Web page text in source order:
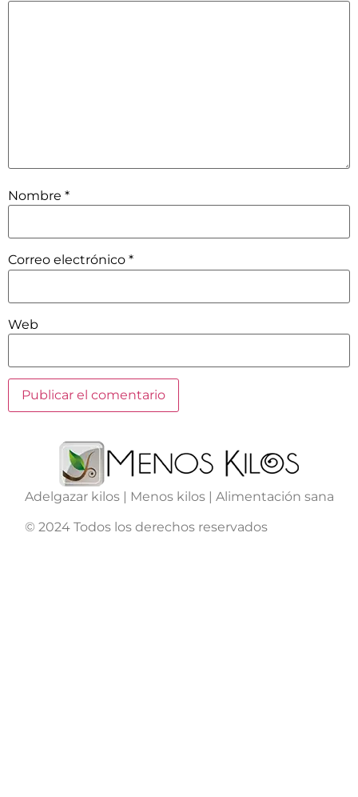
Nombre *
Correo electrónico *
Web
Adelgazar kilos | Menos kilos | Alimentación sana
© 2024 Todos los derechos reservados